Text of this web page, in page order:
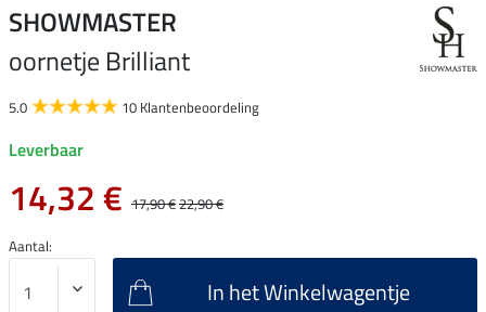
SHOWMASTER
oornetje Brilliant
5.0 10 Klantenbeoordeling
Leverbaar
14,32 € 17,90 €22,90 €
Aantal:
In het Winkelwagentje